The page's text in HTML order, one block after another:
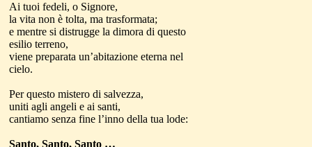
Ai tuoi fedeli, o Signore,
la vita non è tolta, ma trasformata;
e mentre si distrugge la dimora di questo
esilio terreno,
viene preparata un’abitazione eterna nel
cielo.
Per questo mistero di salvezza,
uniti agli angeli e ai santi,
cantiamo senza fine l’inno della tua lode:
Santo, Santo, Santo …